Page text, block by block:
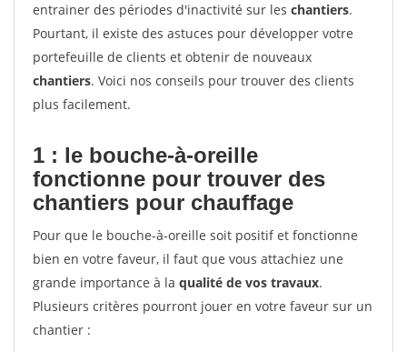
entrainer des périodes d'inactivité sur les chantiers.
Pourtant, il existe des astuces pour développer votre
portefeuille de clients et obtenir de nouveaux
chantiers. Voici nos conseils pour trouver des clients
plus facilement.
1 : le bouche-à-oreille
fonctionne pour trouver des
chantiers pour chauffage
Pour que le bouche-à-oreille soit positif et fonctionne
bien en votre faveur, il faut que vous attachiez une
grande importance à la qualité de vos travaux.
Plusieurs critères pourront jouer en votre faveur sur un
chantier :